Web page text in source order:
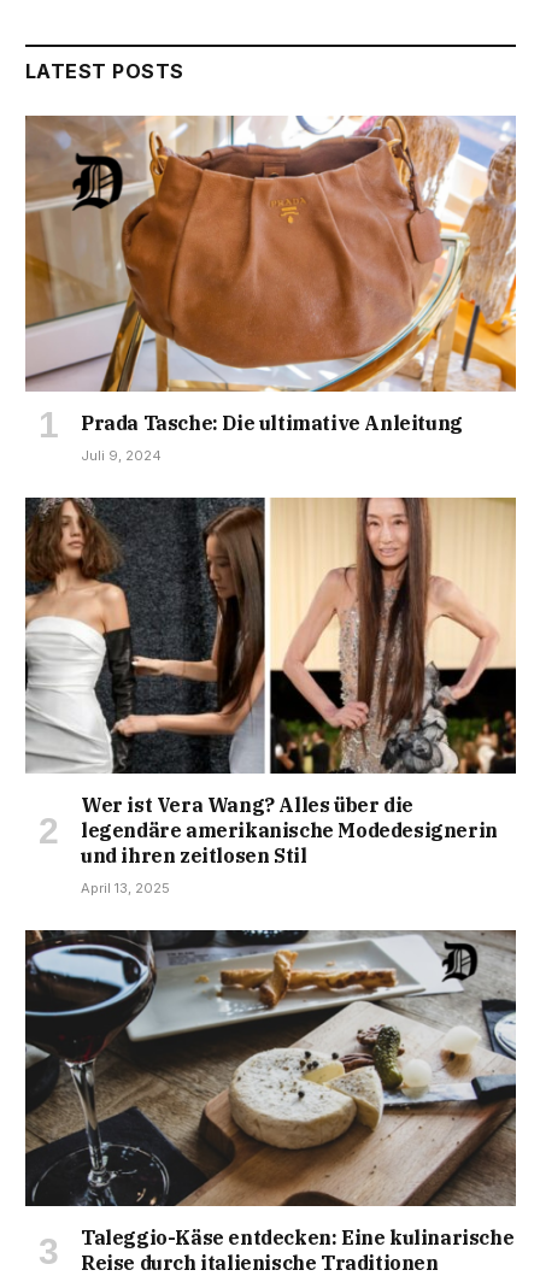
LATEST POSTS
Prada Tasche: Die ultimative Anleitung
Juli 9, 2024
Wer ist Vera Wang? Alles über die
legendäre amerikanische Modedesignerin
und ihren zeitlosen Stil
April 13, 2025
Taleggio-Käse entdecken: Eine kulinarische
Reise durch italienische Traditionen